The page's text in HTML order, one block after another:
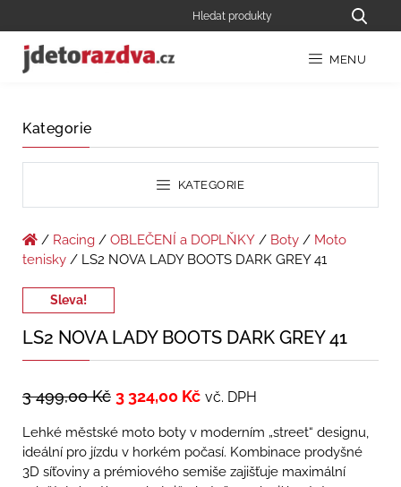
MENU
Kategorie
KATEGORIE
/ Racing / OBLEČENÍ a DOPLŇKY / Boty / Moto
tenisky / LS2 NOVA LADY BOOTS DARK GREY 41
Sleva!
LS2 NOVA LADY BOOTS DARK GREY 41
3 499,00Kč 3 324,00 Kč vč. DPH
Lehké městské moto boty v moderním „street“ designu,
ideální pro jízdu v horkém počasí. Kombinace prodyšné
3D síťoviny a prémiového semiše zajišťuje maximální